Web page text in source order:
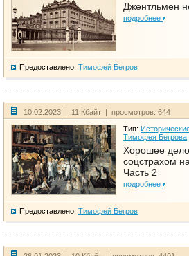
Джентльмен
подробнее
Предоставлено: Тимофей Бегров
10.02.2023 | 11 Кбайт | просмотров: 644
Тип:
Тимофея Бегрова
Хорошее дело
соцстрахом
Часть 2
подробнее
Предоставлено: Тимофей Бегров